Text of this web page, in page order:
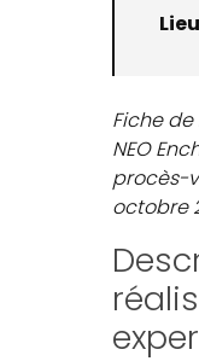
Fiche
NEO
procès-
octobre